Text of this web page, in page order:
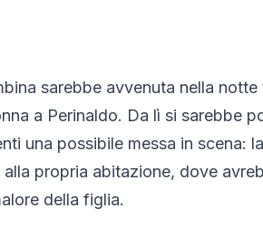
sarebbe avvenuta nella notte
a Perinaldo. Da lì si sarebbe
una possibile messa in scena:
propria abitazione, dove
della figlia.